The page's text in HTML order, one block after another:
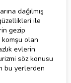
dağılmış
ile
gezip
komşu olan
evlerin
söz konusu
bu yerlerden